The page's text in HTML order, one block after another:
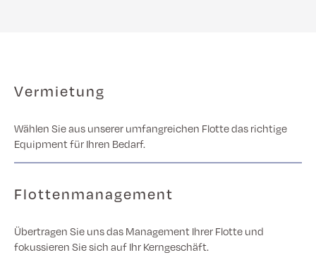
Vermietung
Wählen Sie aus unserer umfangreichen Flotte das richtige
Equipment für Ihren Bedarf.
Flottenmanagement
Übertragen Sie uns das Management Ihrer Flotte und
fokussieren Sie sich auf Ihr Kerngeschäft.